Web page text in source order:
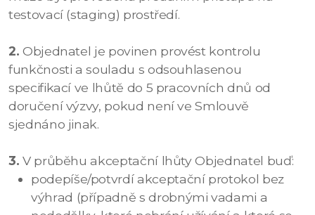
testovací (staging) prostředí.
2. Objednatel je povinen provést kontrolu
funkčnosti a souladu s odsouhlasenou
specifikací ve lhůtě do 5 pracovních dnů od
doručení výzvy, pokud není ve Smlouvě
sjednáno jinak.
3. V průběhu akceptační lhůty Objednatel buď:
podepíše/potvrdí akceptační protokol bez
výhrad (případně s drobnými vadami a